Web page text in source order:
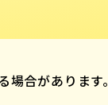
合があります。